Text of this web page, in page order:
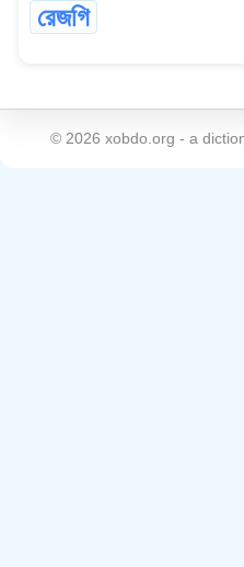
রেজগি
© 2026 xobdo.org - a